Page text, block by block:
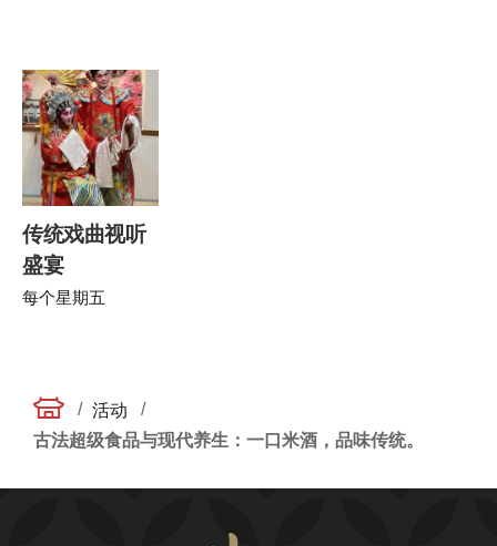
传统戏曲视听
盛宴
每个星期五
/ 活动
/
古法超级食品与现代养生：一口米酒，品味传统。